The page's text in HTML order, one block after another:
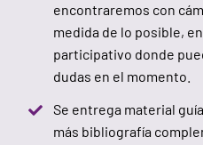
encontraremos con
medida de lo posible,
participativo donde
dudas en el momento.
Se entrega material
más bibliografía